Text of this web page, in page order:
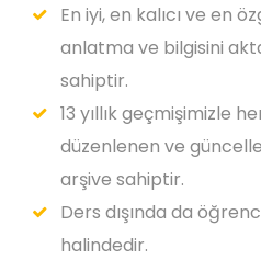
En iyi, en kalıcı ve en
anlatma ve bilgisini
sahiptir.
13 yıllık geçmişimizle
düzenlenen ve
arşive sahiptir.
Ders dışında da
halindedir.